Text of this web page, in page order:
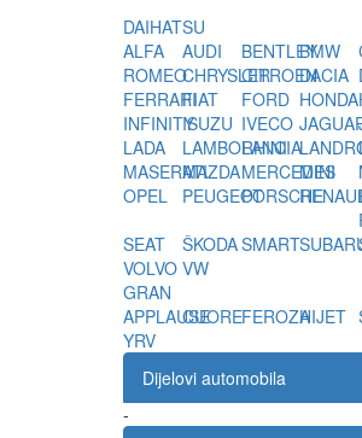
DAIHATSU
ALFA
ROMEO
AUDI BENTLEYBMW
CHRYSLERCITROENDACIA
FERRARIFIAT FORD HONDA
INFINITYISUZU IVECO
LADA
LAMBORHINI
LANCIA
MASERATIMAZDAMERCEDES
MINI
OPEL
PEUGEOTPORSCHE
SEAT
ŠKODASMART
VOLVO VW
GRAN
APPLAUSECUOREFEROZAHIJET
YRV
Dijelovi automobila
-